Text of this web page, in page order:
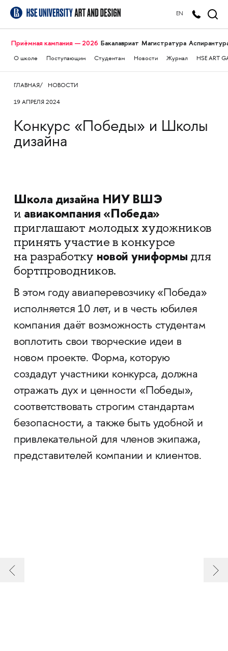
EN
Приёмная кампания — 2026 Бакалавриат Магистратура
О школе Поступающим Студентам Новости Журнал HSE ART
ГЛАВНАЯ НОВОСТИ
19 АПРЕЛЯ 2024
Конкурс «Победы» и Школы
дизайна
Школа дизайна НИУ ВШЭ
и авиакомпания «Победа»
приглашают молодых художников
принять участие в конкурсе
на разработку новой униформы для
бортпроводников.
В этом году авиаперевозчику «Победа»
исполняется 10 лет, и в честь юбилея
компания даёт возможность студентам
воплотить свои творческие идеи в
новом проекте. Форма, которую
создадут участники конкурса, должна
отражать дух и ценности «Победы»,
соответствовать строгим стандартам
безопасности, а также быть удобной и
привлекательной для членов экипажа,
представителей компании и клиентов.